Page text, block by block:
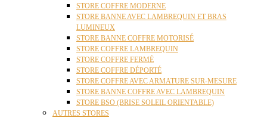
STORE COFFRE MODERNE
STORE BANNE AVEC LAMBREQUIN ET BRAS
LUMINEUX
STORE BANNE COFFRE MOTORISÉ
STORE COFFRE LAMBREQUIN
STORE COFFRE FERMÉ
STORE COFFRE DÉPORTÉ
STORE COFFRE AVEC ARMATURE SUR-MESURE
STORE BANNE COFFRE AVEC LAMBREQUIN
STORE BSO (BRISE SOLEIL ORIENTABLE)
AUTRES STORES